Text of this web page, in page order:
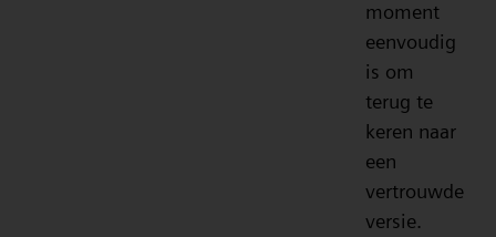
moment
eenvoudig
is om
terug te
keren naar
een
vertrouwde
versie.